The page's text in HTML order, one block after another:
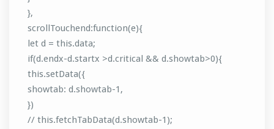
},
scrollTouchend:function(e){
let d = this.data;
if(d.endx-d.startx >d.critical && d.showtab>0){
this.setData({
showtab: d.showtab-1,
})
// this.fetchTabData(d.showtab-1);